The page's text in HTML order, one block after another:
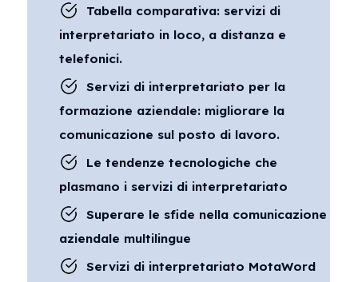
Tabella comparativa: servizi di
interpretariato in loco, a distanza e
telefonici.
Servizi di interpretariato per la
formazione aziendale: migliorare la
comunicazione sul posto di lavoro.
Le tendenze tecnologiche che
plasmano i servizi di interpretariato
Superare le sfide nella comunicazione
aziendale multilingue
Servizi di interpretariato MotaWord